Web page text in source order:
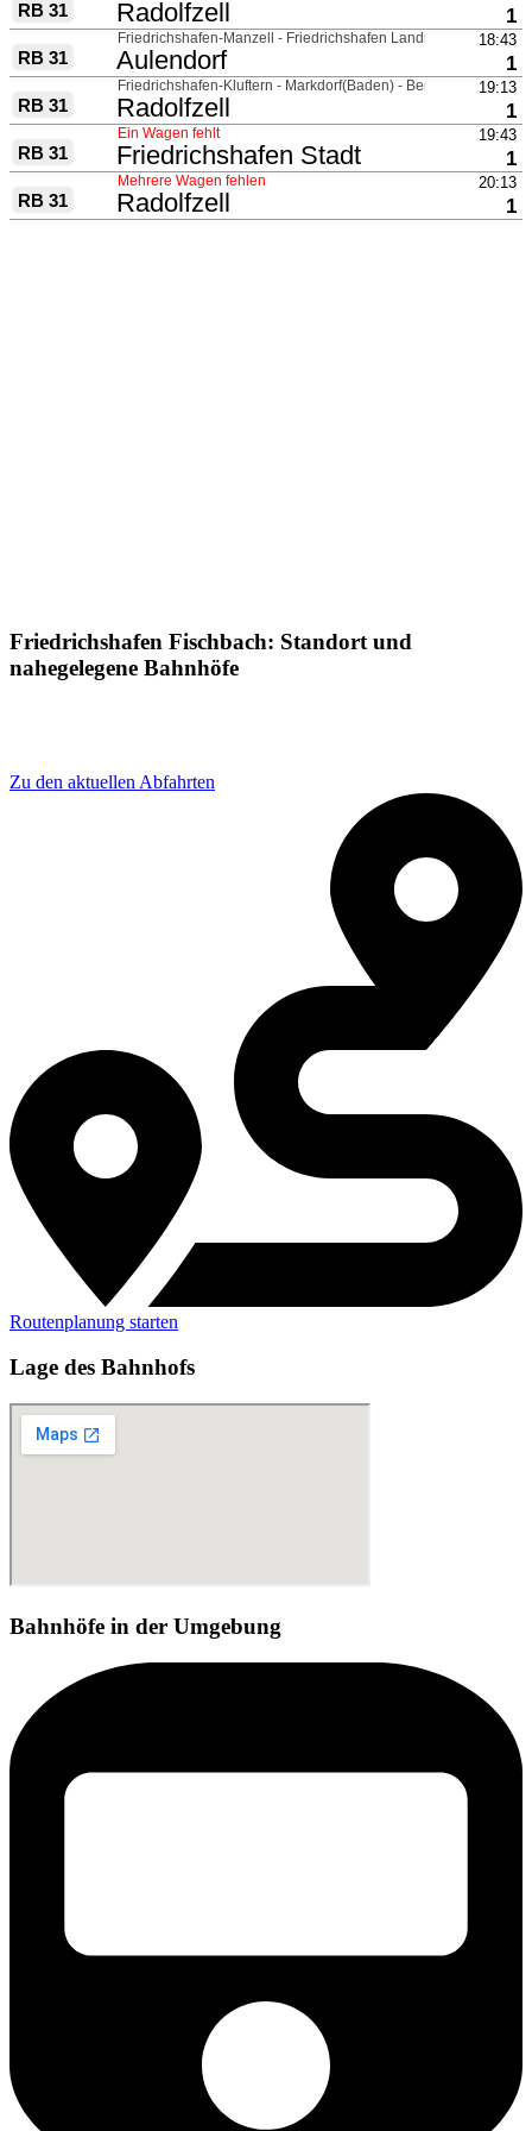
Friedrichshafen Fischbach: Standort und
nahegelegene Bahnhöfe
Zu den aktuellen Abfahrten
Routenplanung starten
Lage des Bahnhofs
Bahnhöfe in der Umgebung